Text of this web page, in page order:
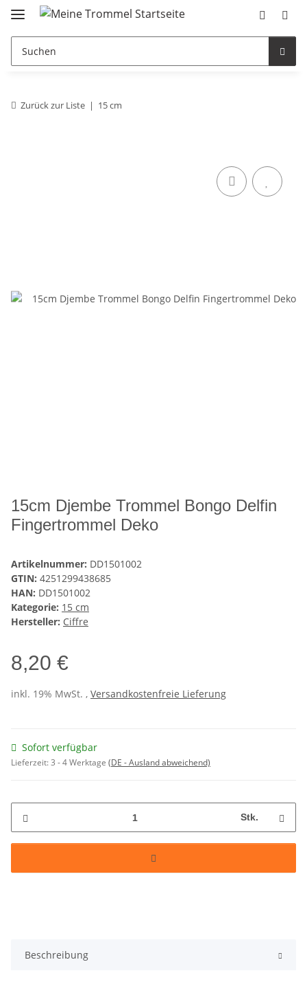
Zurück zur Liste 15 cm
15cm Djembe Trommel Bongo Delfin
Fingertrommel Deko
Artikelnummer: DD1501002
GTIN: 4251299438685
HAN: DD1501002
Kategorie: 15 cm
Hersteller: Ciffre
8,20 €
inkl. 19% MwSt. , Versandkostenfreie Lieferung
Sofort verfügbar
Lieferzeit:3 - 4 Werktage (DE - Ausland abweichend)
Stk.
Beschreibung